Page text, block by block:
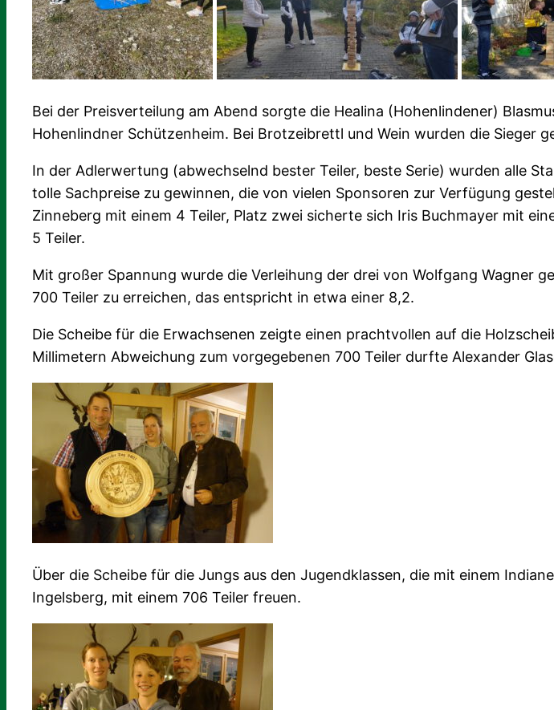
Bei der Preisverteilung am Abend sorgte die Healina (Hohenlindener)
Hohenlindner Schützenheim. Bei Brotzeibrettl und Wein wurden die Sieger
In der Adlerwertung (abwechselnd bester Teiler, beste Serie) wurden alle
tolle Sachpreise zu gewinnen, die von vielen Sponsoren zur Verfügung
Zinneberg mit einem 4 Teiler, Platz zwei sicherte sich Iris Buchmayer mit
5 Teiler.
Mit großer Spannung wurde die Verleihung der drei von Wolfgang Wagner
700 Teiler zu erreichen, das entspricht in etwa einer 8,2.
Die Scheibe für die Erwachsenen zeigte einen prachtvollen auf die
Millimetern Abweichung zum vorgegebenen 700 Teiler durfte Alexander
Über die Scheibe für die Jungs aus den Jugendklassen, die mit einem
Ingelsberg, mit einem 706 Teiler freuen.